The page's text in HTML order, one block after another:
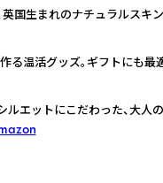
国生まれのナチュラルスキ
る温活グッズ。ギフトにも最
エットにこだわった、大人